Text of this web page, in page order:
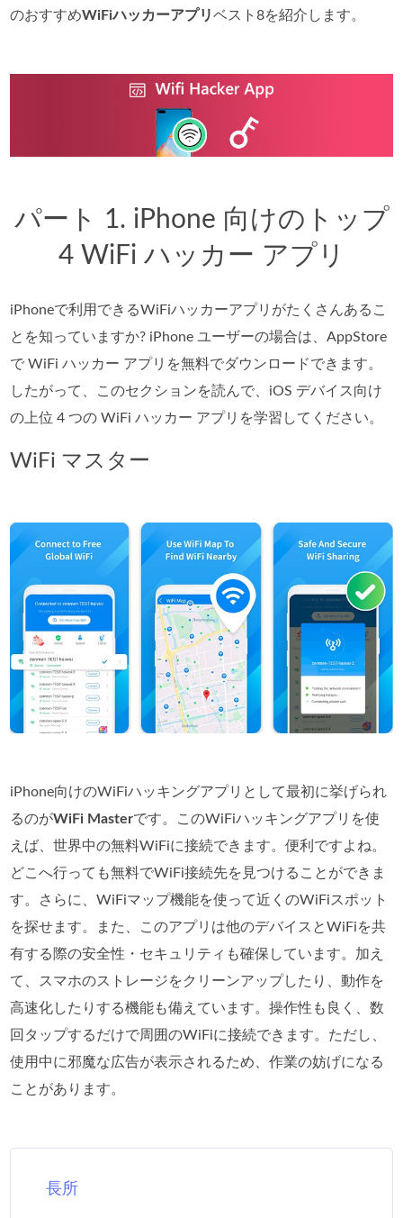
のおすすめWiFiハッカーアプリベスト8を紹介します。
パート 1. iPhone 向けのトップ
4 WiFi ハッカー アプリ
iPhoneで利用できるWiFiハッカーアプリがたくさんあるこ
とを知っていますか? iPhone ユーザーの場合は、AppStore
で WiFi ハッカー アプリを無料でダウンロードできます。
したがって、このセクションを読んで、iOS デバイス向け
の上位 4 つの WiFi ハッカー アプリを学習してください。
WiFi マスター
iPhone向けのWiFiハッキングアプリとして最初に挙げられ
るのがWiFi Masterです。このWiFiハッキングアプリを使
えば、世界中の無料WiFiに接続できます。便利ですよね。
どこへ行っても無料でWiFi接続先を見つけることができま
す。さらに、WiFiマップ機能を使って近くのWiFiスポット
を探せます。また、このアプリは他のデバイスとWiFiを共
有する際の安全性・セキュリティも確保しています。加え
て、スマホのストレージをクリーンアップしたり、動作を
高速化したりする機能も備えています。操作性も良く、数
回タップするだけで周囲のWiFiに接続できます。ただし、
使用中に邪魔な広告が表示されるため、作業の妨げになる
ことがあります。
長所